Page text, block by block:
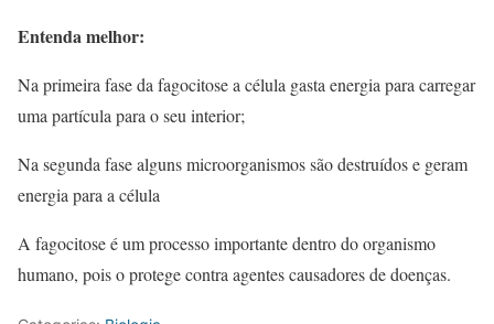
Entenda melhor:
Na primeira fase da fagocitose a célula gasta energia para carregar
uma partícula para o seu interior;
Na segunda fase alguns microorganismos são destruídos e geram
energia para a célula
A fagocitose é um processo importante dentro do organismo
humano, pois o protege contra agentes causadores de doenças.